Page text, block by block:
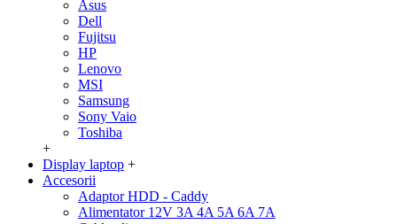
Asus
Dell
Fujitsu
HP
Lenovo
MSI
Samsung
Sony Vaio
Toshiba
+
Display laptop +
Accesorii
Adaptor HDD - Caddy
Alimentator 12V 3A 4A 5A 6A 7A